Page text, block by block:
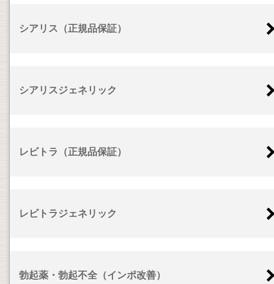
シアリス（正規品保証）
シアリスジェネリック
レビトラ（正規品保証）
レビトラジェネリック
勃起薬・勃起不全（インポ改善）